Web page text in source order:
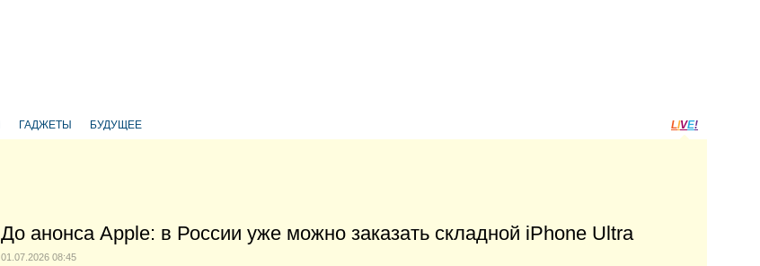
ГАДЖЕТЫ БУДУЩЕЕ LIVE!
До анонса Apple: в России уже можно заказать складной iPhone Ultra
01.07.2026 08:45